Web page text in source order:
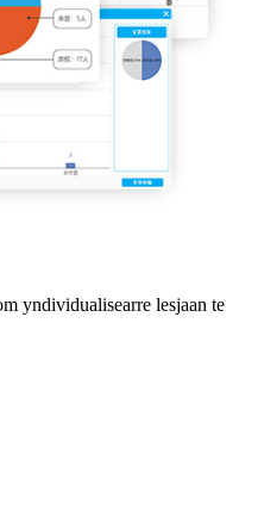
yndividualisearre lesjaan te